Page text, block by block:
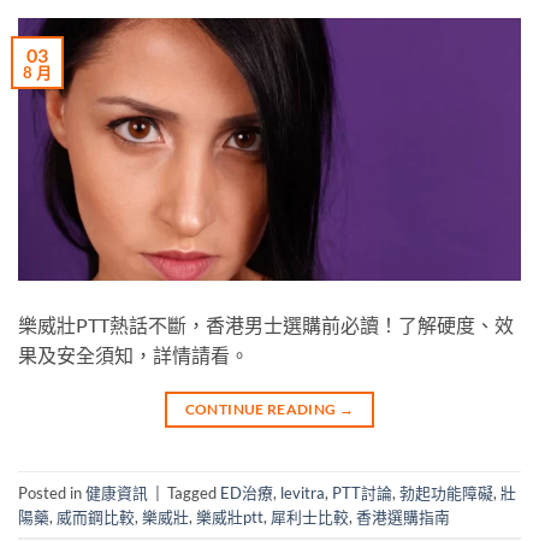
03
8 月
樂威壯PTT熱話不斷，香港男士選購前必讀！了解硬度、效
果及安全須知，詳情請看。
CONTINUE READING →
Posted in健康資訊 Tagged ED治療, levitra, PTT討論, 勃起功能障礙, 壯
陽藥, 威而鋼比較, 樂威壯, 樂威壯ptt, 犀利士比較, 香港選購指南